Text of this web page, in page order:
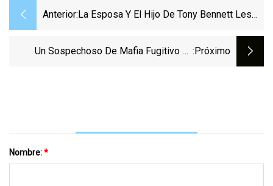
Anterior: La Esposa Y El Hijo De Tony Bennett Les
Cantante: Agradecimiento Y Amor
Un Sospechoso De Mafia Fugitivo En :próximo
Nombre:*